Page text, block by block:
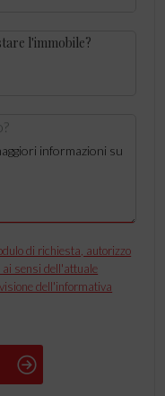
l'immobile?
di richiesta, autorizzo
sensi dell'attuale
dell'informativa